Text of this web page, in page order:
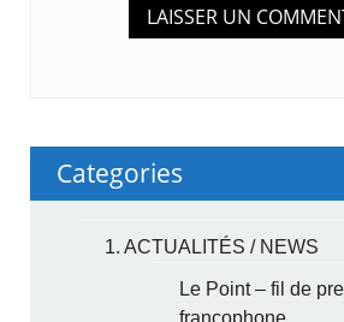
Categories
1. ACTUALITÉS / NEWS
Le Point – fil de
francophone